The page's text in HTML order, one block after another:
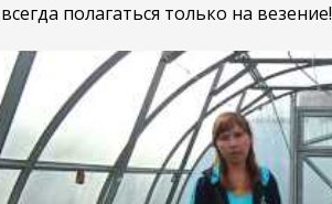
полагаться только на везение!